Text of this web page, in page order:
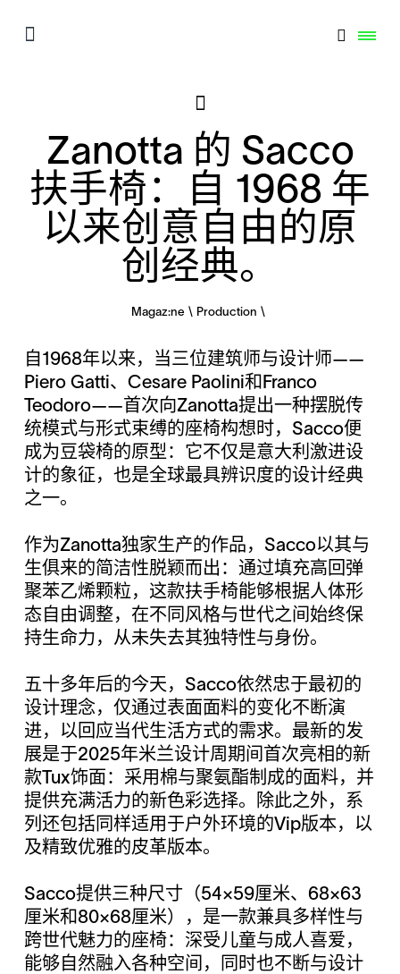
Zanotta 的 Sacco
扶手椅：自 1968 年
以来创意自由的原
创经典。
Magaz:ne Production
自1968年以来，当三位建筑师与设计师——
Piero Gatti、Cesare Paolini和Franco
Teodoro——首次向Zanotta提出一种摆脱传
统模式与形式束缚的座椅构想时，Sacco便
成为豆袋椅的原型：它不仅是意大利激进设
计的象征，也是全球最具辨识度的设计经典
之一。
作为Zanotta独家生产的作品，Sacco以其与
生俱来的简洁性脱颖而出：通过填充高回弹
聚苯乙烯颗粒，这款扶手椅能够根据人体形
态自由调整，在不同风格与世代之间始终保
持生命力，从未失去其独特性与身份。
五十多年后的今天，Sacco依然忠于最初的
设计理念，仅通过表面面料的变化不断演
进，以回应当代生活方式的需求。最新的发
展是于2025年米兰设计周期间首次亮相的新
款Tux饰面：采用棉与聚氨酯制成的面料，并
提供充满活力的新色彩选择。除此之外，系
列还包括同样适用于户外环境的Vip版本，以
及精致优雅的皮革版本。
Sacco提供三种尺寸（54×59厘米、68×63
厘米和80×68厘米），是一款兼具多样性与
跨世代魅力的座椅：深受儿童与成人喜爱，
能够自然融入各种空间，同时也不断与设计